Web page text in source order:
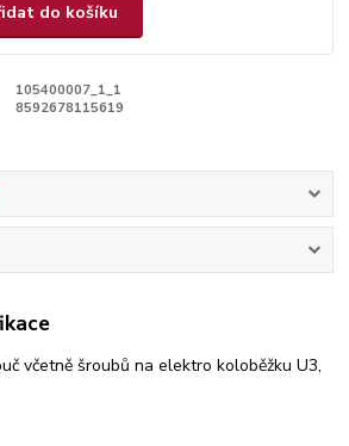
do košíku
105400007_1_1
8592678115619
včetně šroubů na elektro koloběžku U3,